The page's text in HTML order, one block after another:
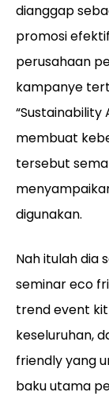
dianggap
promosi
perusahaan
kampanye
“Sustainability
membuat
tersebut
digunakan.
Nah itulah dia
seminar eco
trend event
keseluruhan,
friendly yang
baku utama